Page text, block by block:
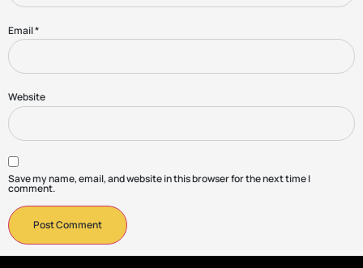
Email*
Website
Save my name, email, and website in this browser for the next time I
comment.